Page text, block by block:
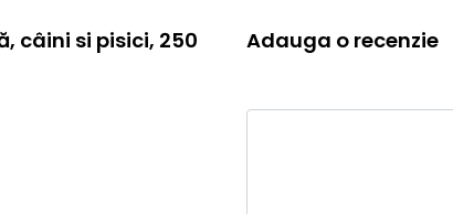
câini si pisici, 250
Adauga o recenzie